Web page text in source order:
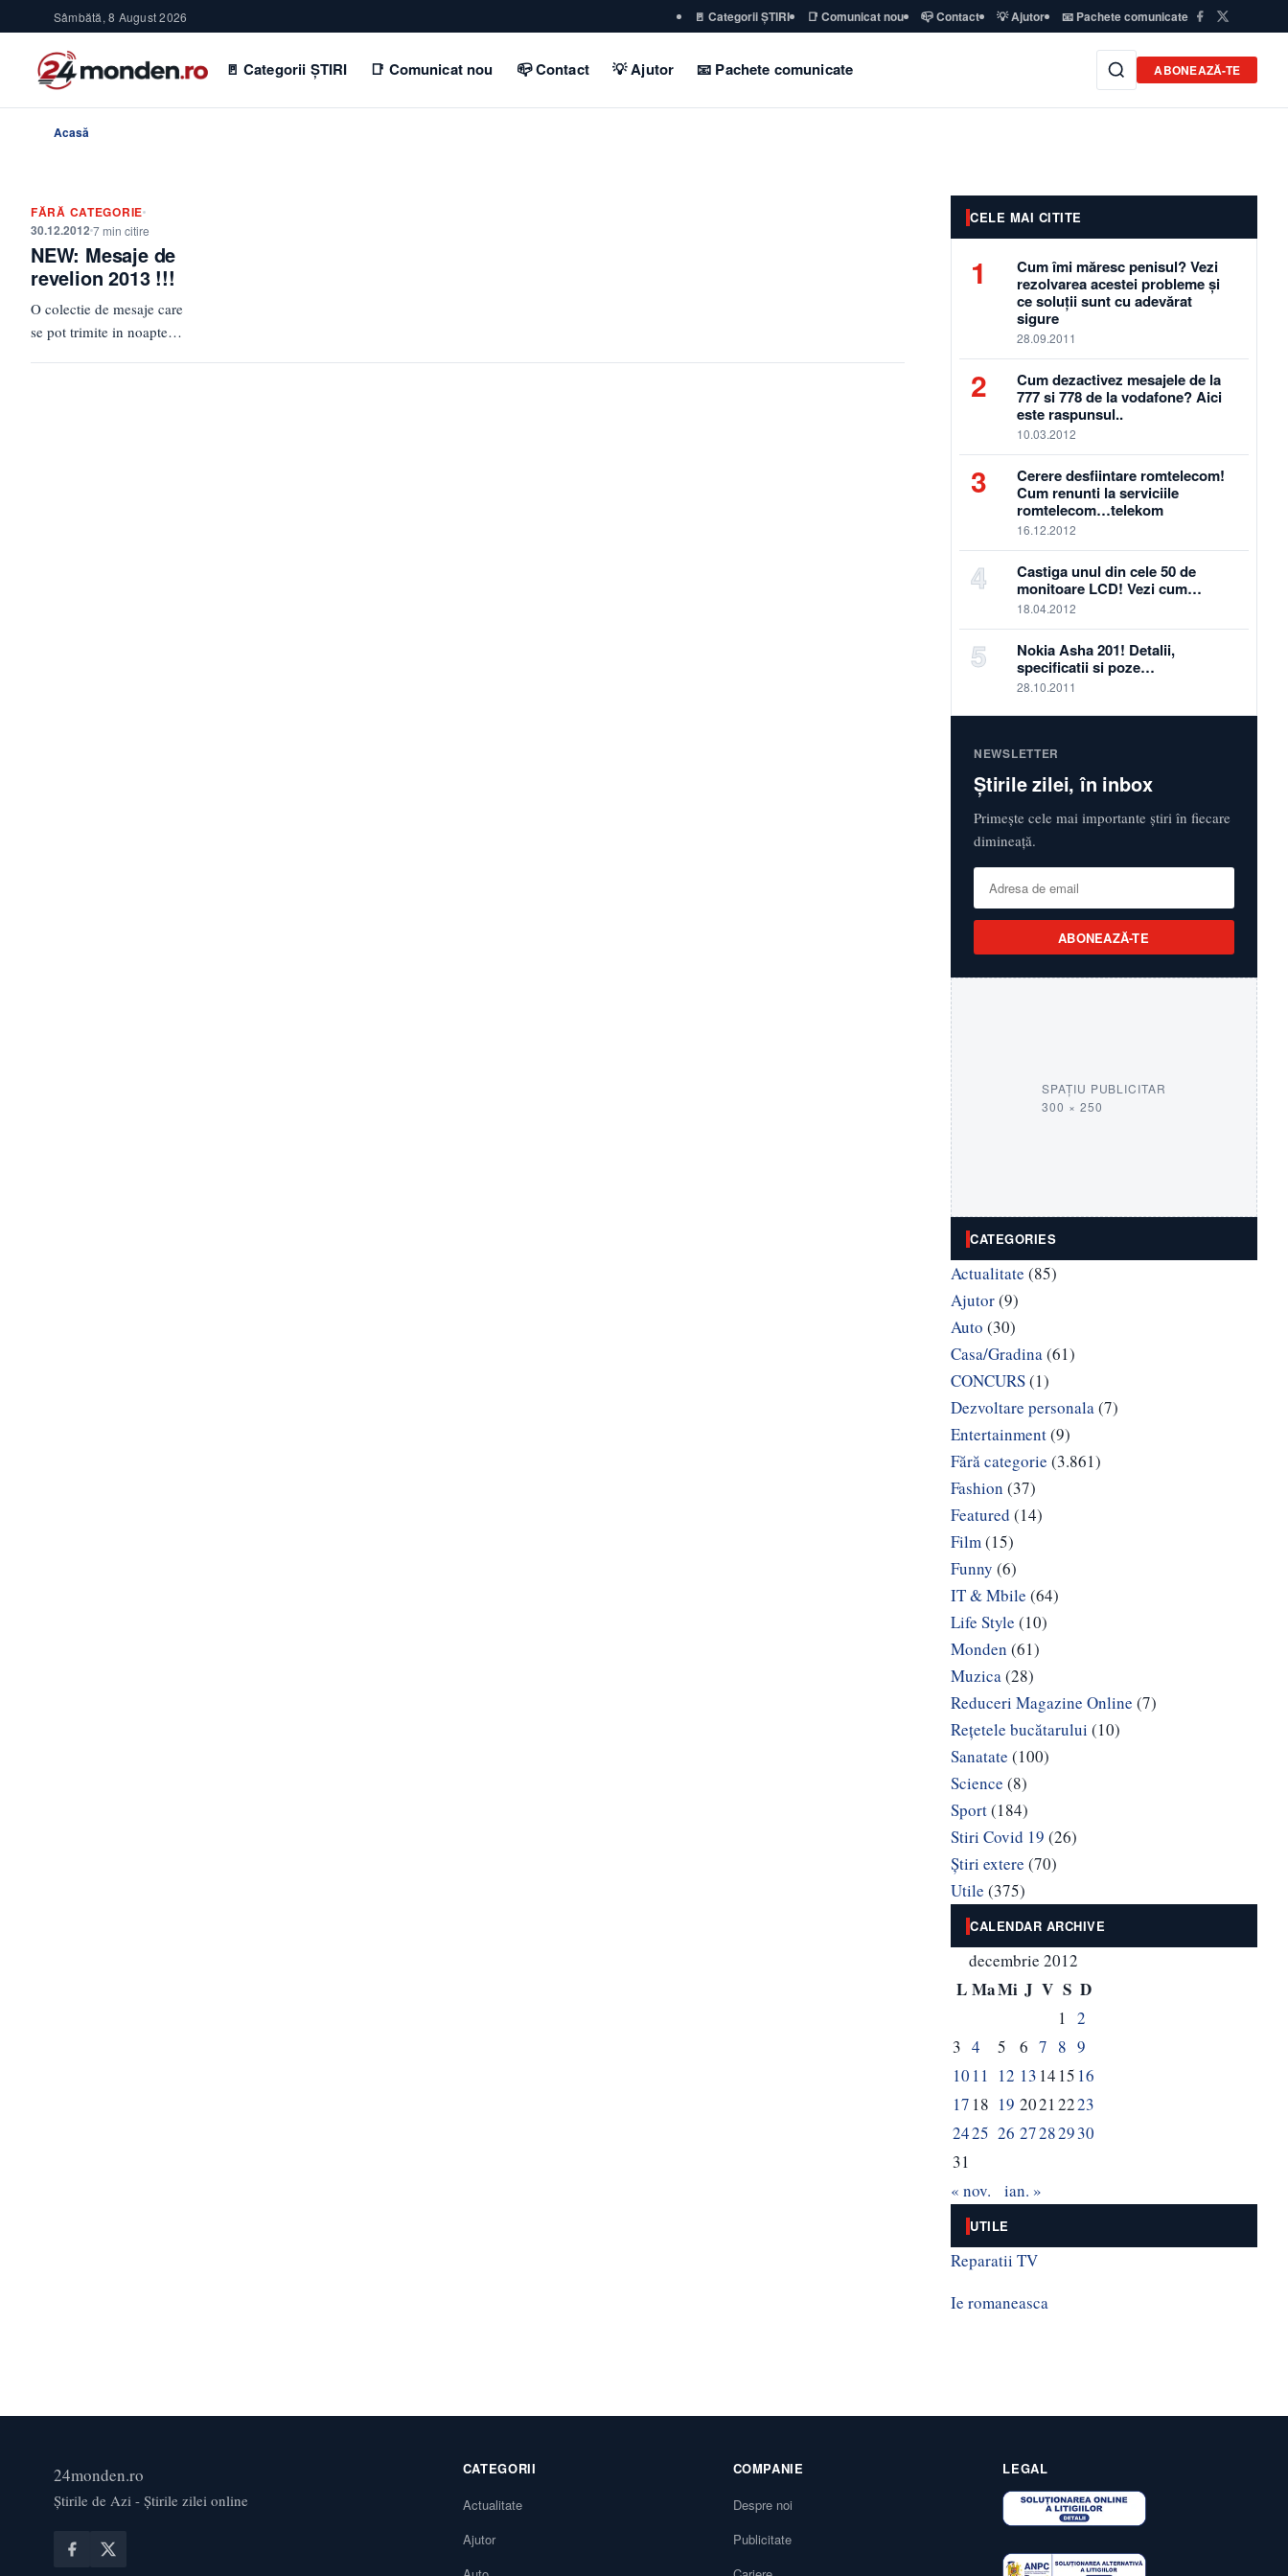
Sâmbătă, 8 August 2026 🚪 Categorii ȘTIRI 📑 Comunicat nou 📪 Contact 💡 Ajutor 📧 Pachete comunicate
🚪 Categorii ȘTIRI 📑 Comunicat nou 📪 Contact 💡 Ajutor 📧 Pachete comunicate ABONEAZĂ-TE
Acasă
FĂRĂ CATEGORIE
30.12.2012 7 min citire
NEW: Mesaje de
revelion 2013 !!!
O colectie de mesaje care
se pot trimite in noaptea
CELE MAI CITITE
1
Cum îmi măresc penisul? Vezi
rezolvarea acestei probleme și
ce soluții sunt cu adevărat
sigure
28.09.2011
2
Cum dezactivez mesajele de la
777 si 778 de la vodafone? Aici
este raspunsul..
10.03.2012
3
Cerere desfiintare romtelecom!
Cum renunti la serviciile
romtelecom…telekom
16.12.2012
4
Castiga unul din cele 50 de
monitoare LCD! Vezi cum…
18.04.2012
5
Nokia Asha 201! Detalii,
specificatii si poze…
28.10.2011
NEWSLETTER
Știrile zilei, în inbox
Primește cele mai importante știri în fiecare
dimineață.
ABONEAZĂ-TE
SPAȚIU PUBLICITAR
300 × 250
CATEGORIES
Actualitate (85)
Ajutor(9)
Auto (30)
Casa/Gradina(61)
CONCURS(1)
Dezvoltare personala(7)
Entertainment(9)
Fără categorie (3.861)
Fashion (37)
Featured (14)
Film(15)
Funny (6)
IT & Mbile (64)
Life Style (10)
Monden (61)
Muzica(28)
Reduceri Magazine Online (7)
Rețetele bucătarului (10)
Sanatate (100)
Science (8)
Sport(184)
Stiri Covid 19 (26)
Știri extere (70)
Utile (375)
CALENDAR ARCHIVE
decembrie 2012
L MaMi J V S D
1 2
3 4 5 6 7 8 9
10 11 12 13 14 15 16
17 18 19 20212223
2425 26 27282930
31
« nov.
ian. »
UTILE
Reparatii TV
Ie romaneasca
24monden.ro
Știrile de Azi - Știrile zilei online
CATEGORII
Actualitate
Ajutor
COMPANIE
Despre noi
Publicitate
LEGAL